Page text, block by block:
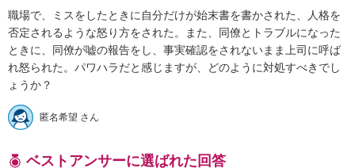
職場で、ミスをしたときに自分だけが始末書を書かされた、人格を
否定されるような怒り方をされた。また、同僚とトラブルになった
ときに、同僚が嘘の報告をし、事実確認をされないまま上司に呼ば
れ怒られた。パワハラだと感じますが、どのように対処すべきでし
ょうか？
匿名希望 さん
ベストアンサーに選ばれた回答